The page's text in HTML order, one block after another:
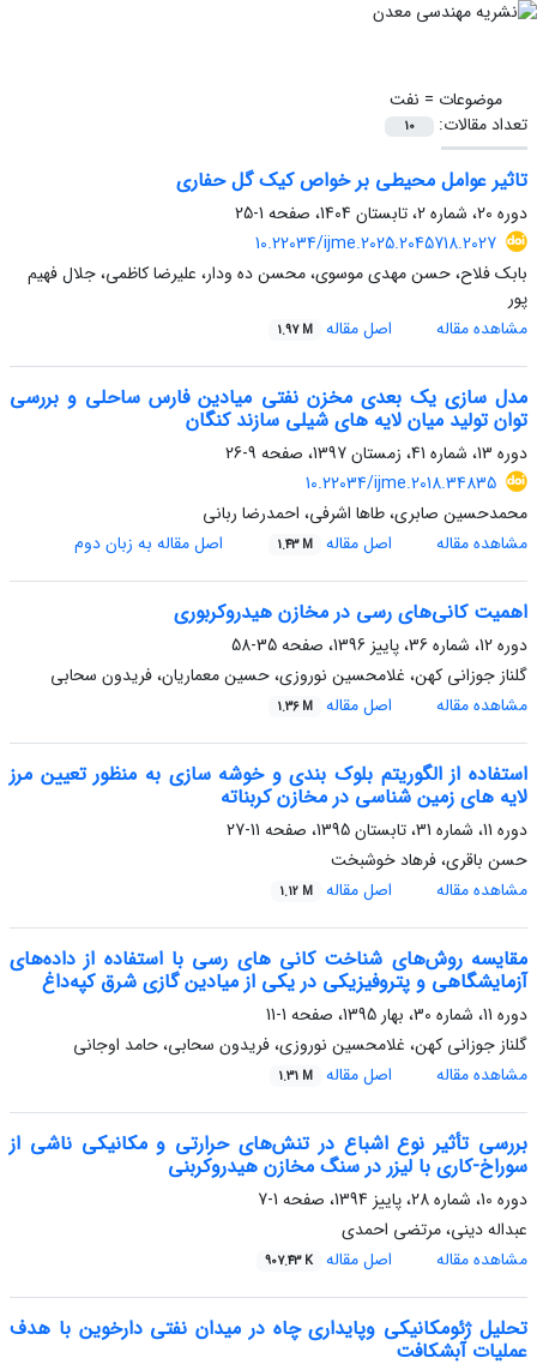
موضوعات = نفت
تعداد مقالات:
10
تاثیر عوامل محیطی بر خواص کیک گل حفاری
دوره 20، شماره 2، تابستان 1404، صفحه
1-25
10.22034/ijme.2025.2045718.2027
بابک فلاح، حسن مهدی موسوی، محسن ده ودار، علیرضا کاظمی، جلال فهیم
پور
مشاهده مقاله
اصل مقاله 1.97 M
مدل سازی یک بعدی مخزن نفتی میادین فارس ساحلی و بررسی
توان تولید میان لایه های شیلی سازند کنگان
دوره 13، شماره 41، زمستان 1397، صفحه
9-26
10.22034/ijme.2018.34835
محمدحسین صابری، طاها اشرفی، احمدرضا ربانی
مشاهده مقاله
اصل مقاله 1.43 M اصل مقاله به زبان دوم
اهمیت کانی‌های رسی در مخازن هیدروکربوری
دوره 12، شماره 36، پاییز 1396، صفحه
35-58
گلناز جوزانی کهن، غلامحسین نوروزی، حسین معماریان، فریدون سحابی
مشاهده مقاله
اصل مقاله 1.36 M
استفاده از الگوریتم بلوک بندی و خوشه سازی به منظور تعیین مرز
لایه های زمین شناسی در مخازن کربناته
دوره 11، شماره 31، تابستان 1395، صفحه
11-27
حسن باقری، فرهاد خوشبخت
مشاهده مقاله
اصل مقاله 1.12 M
مقایسه روش‌های شناخت کانی های رسی با استفاده از داده‌های
آزمایشگاهی و پتروفیزیکی در یکی از میادین گازی شرق کپه‌داغ
دوره 11، شماره 30، بهار 1395، صفحه
1-11
گلناز جوزانی کهن، غلامحسین نوروزی، فریدون سحابی، حامد اوجانی
مشاهده مقاله
اصل مقاله 1.31 M
بررسی تأثیر نوع اشباع در تنش‌های حرارتی و مکانیکی ناشی از
سوراخ-کاری با لیزر در سنگ مخازن هیدروکربنی
دوره 10، شماره 28، پاییز 1394، صفحه
1-7
عبداله دینی، مرتضی احمدی
مشاهده مقاله
اصل مقاله 907.43 K
تحلیل ژئومکانیکی وپایداری چاه در میدان نفتی دارخوین با هدف
عملیات آبشکافت